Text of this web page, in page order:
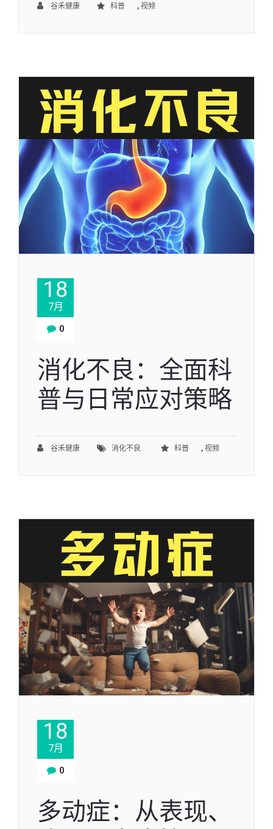
谷禾健康 科普 , 视频
18
7月
0
消化不良：全面科
普与日常应对策略
谷禾健康 消化不良 科普 , 视频
18
7月
0
多动症：从表现、